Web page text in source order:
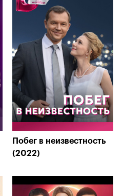
Побег в неизвестность
(2022)